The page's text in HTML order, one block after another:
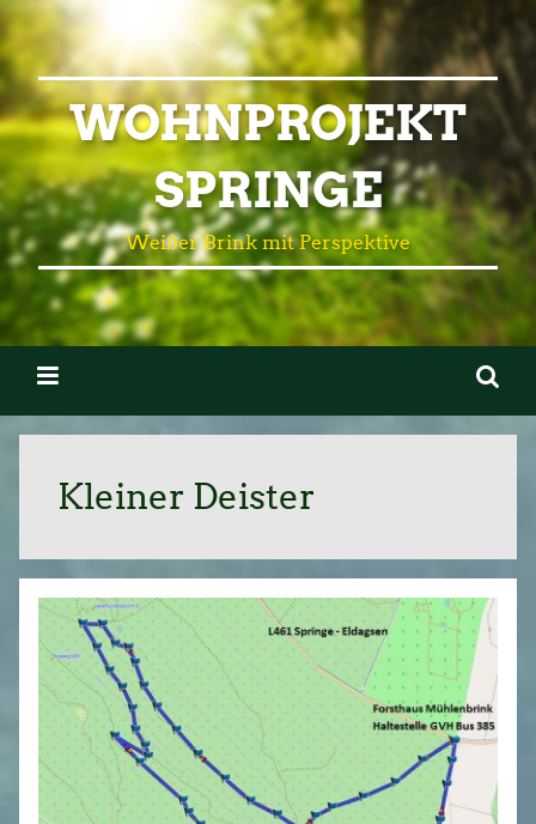
WOHNPROJEKT
SPRINGE
Weißer Brink mit Perspektive
Kleiner Deister